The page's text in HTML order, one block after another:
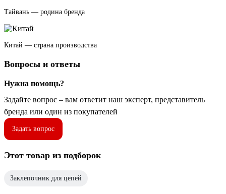
Тайвань — родина бренда
Китай — страна производства
Вопросы и ответы
Нужна помощь?
Задайте вопрос – вам ответит наш эксперт, представитель
бренда или один из покупателей
Задать вопрос
Этот товар из подборок
Заклепочник для цепей